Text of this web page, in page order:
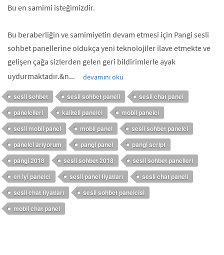
Bu en samimi isteğimizdir.
Bu beraberliğin ve samimiyetin devam etmesi için Pangi sesli
sohbet panellerine oldukça yeni teknolojiler ilave etmekte ve
gelişen çağa sizlerden gelen geri bildirimlerle ayak
uydurmaktadır.&n...
devamını oku
sesli sohbet sesli sohbet paneli
sesli chat panel
panelcileri
kaliteli panelci
mobil panelci
sesli mobil panel
mobil panel
sesli sohbet panelci
panelci arıyorum
pangi panel
pangi script
pangi 2018
sesli sohbet 2018
sesli sohbet panelleri
en iyi panelci
sesli panel fiyatları
sesli chat paneli
sesli chat fiyatları
sesli sohbet panelcisi
mobil chat panel